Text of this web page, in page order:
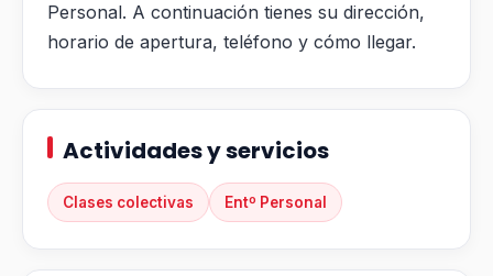
Personal. A continuación tienes su dirección,
horario de apertura, teléfono y cómo llegar.
Actividades y servicios
Clases colectivas Entº Personal